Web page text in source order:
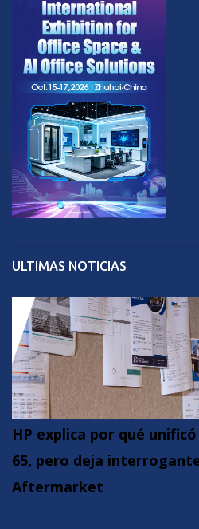
ULTIMAS NOTICIAS
HP explica por qué
65, pero deja
Aftermarket